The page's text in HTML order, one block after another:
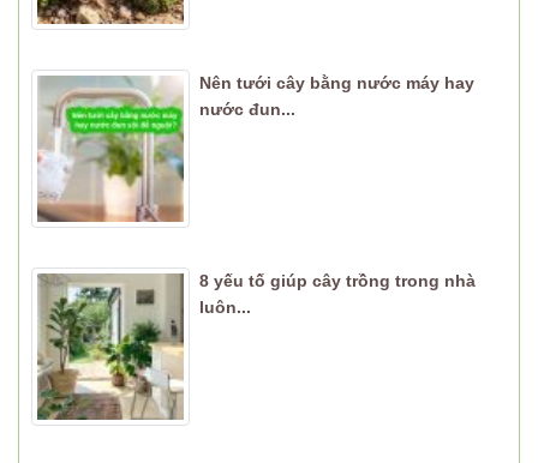
Nên tưới cây bằng nước máy hay
nước đun...
8 yếu tố giúp cây trồng trong nhà
luôn...